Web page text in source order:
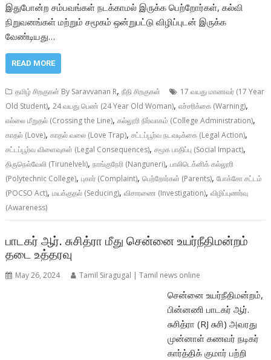
இதுபோன்ற சம்பவங்கள் நடக்காமல் இருக்க பெற்றோர்கள், கல்வி
நிறுவனங்கள் மற்றும் சமூகம் ஒன்றுபட்டு விழிப்புடன் இருக்க
வேண்டியது…
READ MORE
தமிழ் சிறகுகள் By Saravvanan R,நீதி சிறகுகள்
17 வயது மாணவர் (17 Year
Old Student),24 வயது பெண் (24 Year Old Woman),எச்சரிக்கை (Warning),
எல்லை மீறுதல் (Crossing the Line),கல்லூரி நிர்வாகம் (College Administration),
காதல் (Love),காதல் வலை (Love Trap),சட்டப்பூர்வ நடவடிக்கை (Legal Action),
சட்டப்பூர்வ விளைவுகள் (Legal Consequences),சமூக பாதிப்பு (Social Impact),
திருநெல்வேலி (Tirunelveli),நாங்குநேரி (Nanguneri),பாலிடெக்னிக் கல்லூரி
(Polytechnic College),புகார் (Complaint),பெற்றோர்கள் (Parents),போக்சோ சட்டம்
(POCSO Act),மயக்குதல் (Seducing),விசாரணை (Investigation),விழிப்புணர்வு
(Awareness)
பாடகர் ஆர். சுசித்ரா மீது சென்னை உயர்நீதிமன்றம்
தடை உத்தரவு
May 26, 2024 Tamil Siragugal | Tamil news online
சென்னை உயர்நீதிமன்றம்,
பின்னணி பாடகர் ஆர்.
சுசித்ரா (RJ சுசி) அவரது
முன்னாள் கணவர் நடிகர்
கார்த்திக் குமார் பற்றி